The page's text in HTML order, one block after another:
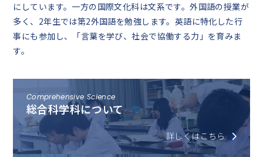
にしています。一方の国際文化科は文系です。外国語の授業が
多く、2年生では第2外国語を勉強します。英語に特化した行
事にも参加し、「言葉を学び、社会で協働する力」を育みま
す。
Comprehensive Science
総合科学科について
詳しくはこちら